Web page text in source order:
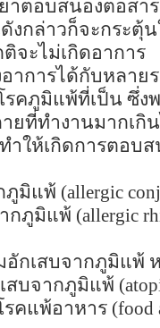
าตอบสนองต่อสา
กล่าวก็จะกระตุ้น
จะไม่เกิดอาการ
การได้กับหลาย
คภูมิแพ้ที่เป็น ซึ่ง
ที่ทำงานมากเกิ
ำให้เกิดการตอบ
ภูมิแพ้ (allergic
กภูมิแพ้ (allergic
กเสบจากภูมิแพ้
สบจากภูมิแพ้ (
รคแพ้อาหาร (food